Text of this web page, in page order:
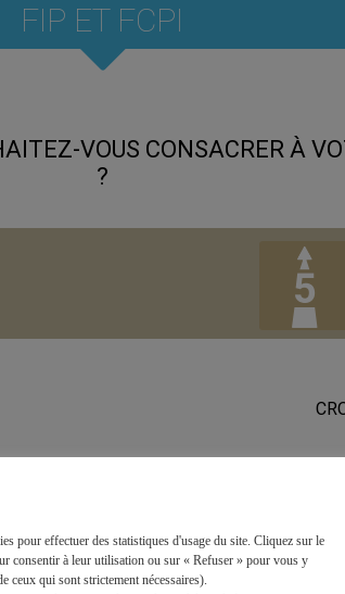
FIP ET FCPI
VOUS CONSACRER À
?
pour effectuer des statistiques d'usage du site. Cliquez sur le
consentir à leur utilisation ou sur « Refuser » pour vous y
ceux qui sont strictement nécessaires).